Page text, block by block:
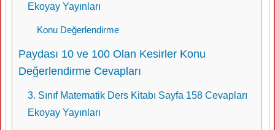
Ekoyay Yayınları
Konu Değerlendirme
Paydası 10 ve 100 Olan Kesirler Konu
Değerlendirme Cevapları
3. Sınıf Matematik Ders Kitabı Sayfa 158 Cevapları
Ekoyay Yayınları